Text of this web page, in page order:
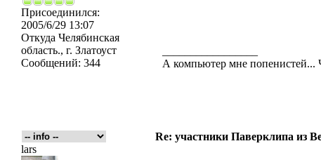
Присоединился:
2005/6/29 13:07
Откуда Челябинская
область., г. Златоуст
Сообщений: 344
А компьютер мне попенистей...
Re: участники Паверклипа из
lars